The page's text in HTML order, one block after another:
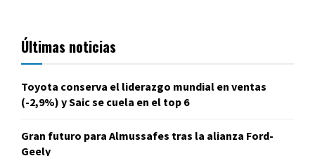
Últimas noticias
Toyota conserva el liderazgo mundial en ventas
(-2,9%) y Saic se cuela en el top 6
Gran futuro para Almussafes tras la alianza Ford-
Geely